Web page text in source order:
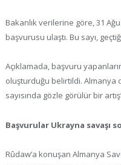
Bakanlık verilerine göre, 31
başvurusu ulaştı. Bu sayı,
Açıklamada, başvuru
oluşturduğu belirtildi. Almanya
sayısında gözle görülür bir
Başvurular Ukrayna savaşı
Rûdaw’a konuşan Almanya